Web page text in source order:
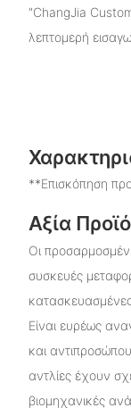
"ChangJia
λεπτομερή
**Επισκόπηση
Αξία
Οι
συσκευές
Είναι ευρέως
και
αντλίες έχουν
βιομηχανικές